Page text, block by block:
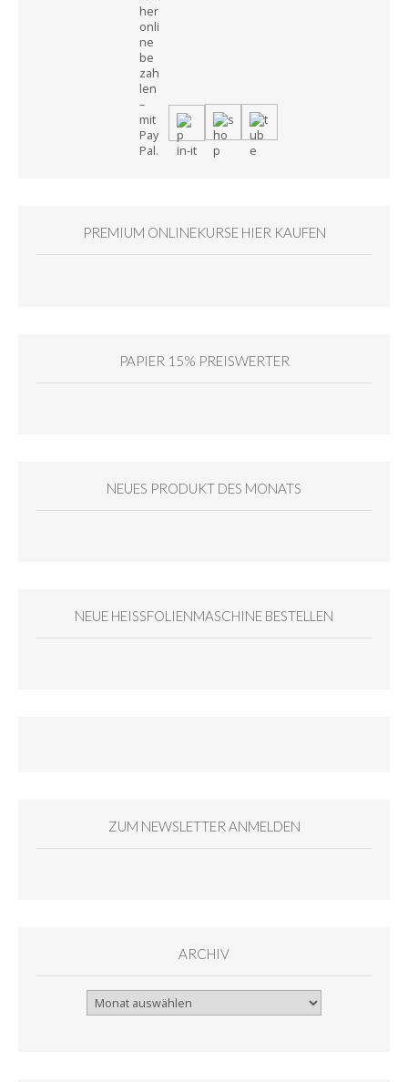
PREMIUM ONLINEKURSE HIER KAUFEN
PAPIER 15% PREISWERTER
NEUES PRODUKT DES MONATS
NEUE HEISSFOLIENMASCHINE BESTELLEN
ZUM NEWSLETTER ANMELDEN
ARCHIV
Archiv